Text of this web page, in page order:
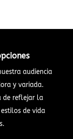
audiencia
y variada.
de reflejar la
de vida